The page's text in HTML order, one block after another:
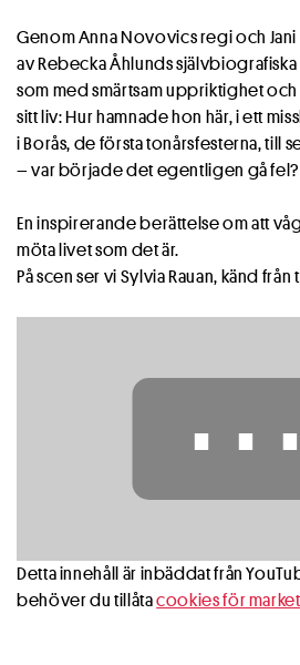
Genom Anna Novovics regi och
av Rebecka Åhlunds
som med smärtsam uppriktighet
sitt liv: Hur hamnade hon här, i ett
i Borås, de första tonårsfesterna, till
– var började det egentligen gå fel?
En inspirerande berättelse om att
möta livet som det är.
På scen ser vi Sylvia Rauan, känd
⋯
Detta innehåll är inbäddat från
behöver du tillåtacookies för